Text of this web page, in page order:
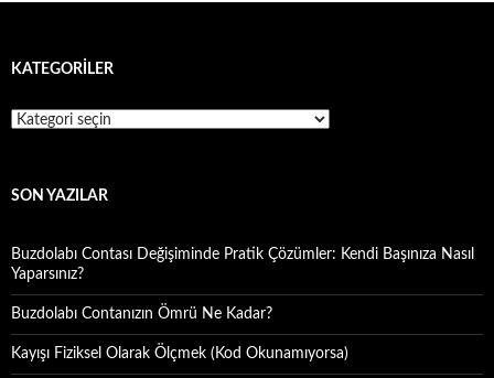
KATEGORILER
Kategoriler
SON YAZILAR
Buzdolabı Contası Değişiminde Pratik Çözümler: Kendi Başınıza Nasıl
Yaparsınız?
Buzdolabı Contanızın Ömrü Ne Kadar?
Kayışı Fiziksel Olarak Ölçmek (Kod Okunamıyorsa)